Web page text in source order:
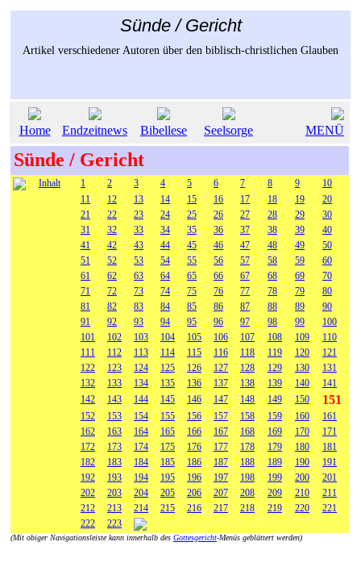
Sünde / Gericht
Artikel verschiedener Autoren über den biblisch-christlichen Glauben
Home Endzeitnews Bibellese Seelsorge MENÜ
Sünde / Gericht
Inhalt 1 2 3 4 5 6 7 8 9
10
11
12 13 14 15 16 17 18 19
20
21
22 23 24 25 26 27 28 29
30
31
32 33 34 35 36 37 38 39
40
41
42 43 44 45 46 47 48 49
50
51
52 53 54 55 56 57 58 59
60
61
62 63 64 65 66 67 68 69
70
71
72 73 74 75 76 77 78 79
80
81
82 83 84 85 86 87 88 89
90
91
92 93 94 95 96 97 98 99
100
101
102 103 104 105 106 107 108 109
110
111
112 113 114 115 116 118 119 120
121
122
123 124 125 126 127 128 129 130
131
132
133 134 135 136 137 138 139 140
141
142
143 144 145 146 147 148 149 150 151
152 153 154 155 156 157 158 159 160
161
162
163 164 165 166 167 168 169 170
171
172
173 174 175 176 177 178 179 180
181
182
183 184 185 186 187 188 189 190
191
192
193 194 195 196 197 198 199 200
201
202
203 204 205 206 207 208 209 210
211
212
213 214 215 216 217 218 219 220
221
222
223
(Mit obiger Navigationsleiste kann innerhalb des Gottesgericht-Menüs geblättert werden)